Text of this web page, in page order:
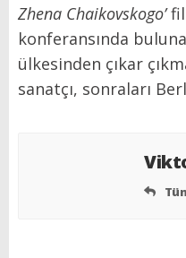
Zhena Chaikovskogo’
konferansında
ülkesinden çıkar
sanatçı, sonraları